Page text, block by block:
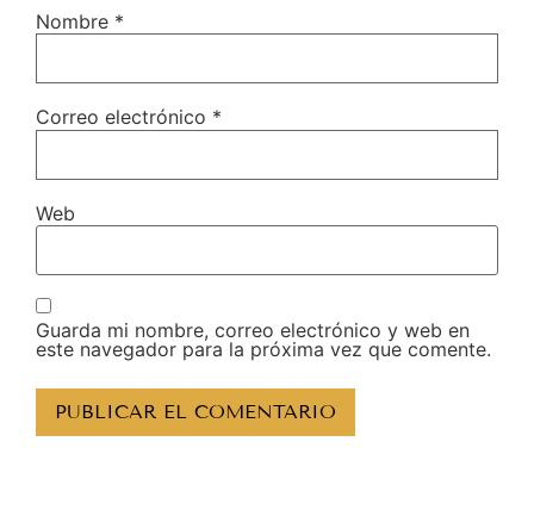
Nombre *
Correo electrónico *
Web
Guarda mi nombre, correo electrónico y web en
este navegador para la próxima vez que comente.